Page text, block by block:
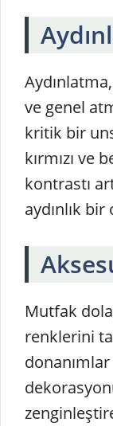
ve genel
kritik bir
kırmızı ve
kontrastı
aydınlık
Mutfak
renklerini